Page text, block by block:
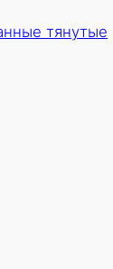
тянутые